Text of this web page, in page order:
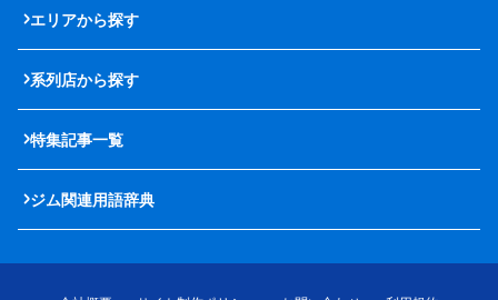
エリアから探す
系列店から探す
特集記事一覧
ジム関連用語辞典